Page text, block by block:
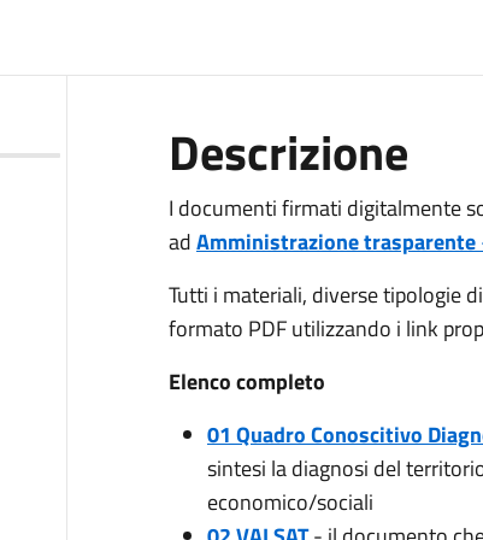
Descrizione
I documenti firmati digitalmente
adAmministrazione trasparente
Tutti i materiali, diverse tipologie
formato PDF utilizzando i link
Elenco completo
01 Quadro Conoscitivo
sintesi la diagnosi del
economico/sociali